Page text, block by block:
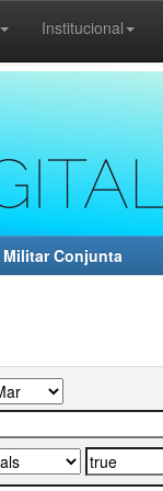
Institucional
Conjunta